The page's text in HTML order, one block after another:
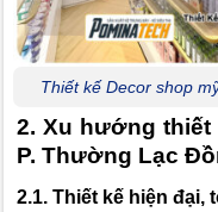
Thiết kế Decor shop
2. Xu hướng thiết
P. Thường Lạc
2.1. Thiết kế hiện đại,